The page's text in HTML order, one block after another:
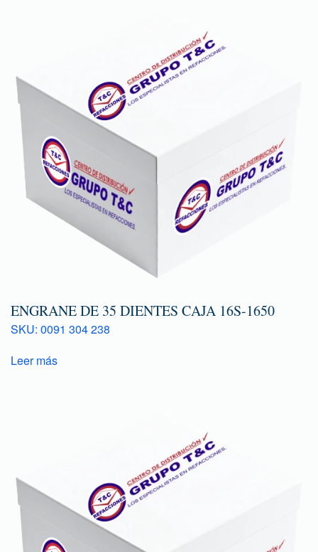
ENGRANE DE 35 DIENTES CAJA 16S-1650
SKU: 0091 304 238
Leer más